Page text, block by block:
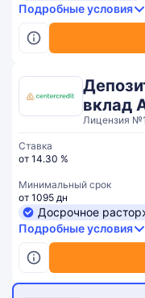
Подробные условия
вклад
Лицензия
Ставка
от 14.30 %
Минимальный срок
от 1095 дн
Досрочное
Подробные условия